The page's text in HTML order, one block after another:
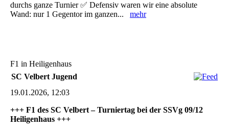
durchs ganze Turnier ✅ Defensiv waren wir eine absolute
Wand: nur 1 Gegentor im ganzen... mehr
F1 in Heiligenhaus
SC Velbert Jugend
19.01.2026, 12:03
+++ F1 des SC Velbert – Turniertag bei der SSVg 09/12
Heiligenhaus +++